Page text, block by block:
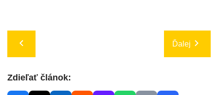
Ďalej
Zdieľať článok: